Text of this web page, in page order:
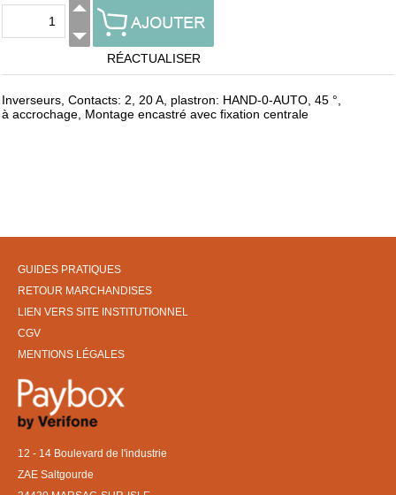
RÉACTUALISER
Inverseurs, Contacts: 2, 20 A, plastron: HAND-0-AUTO, 45 °,
à accrochage, Montage encastré avec fixation centrale
GUIDES PRATIQUES
RETOUR MARCHANDISES
LIEN VERS SITE INSTITUTIONNEL
CGV
MENTIONS LÉGALES
12 - 14 Boulevard de l'industrie
ZAE Saltgourde